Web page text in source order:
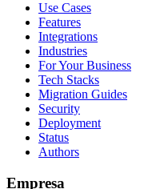
Use Cases
Features
Integrations
Industries
For Your Business
Tech Stacks
Migration Guides
Security
Deployment
Status
Authors
Empresa